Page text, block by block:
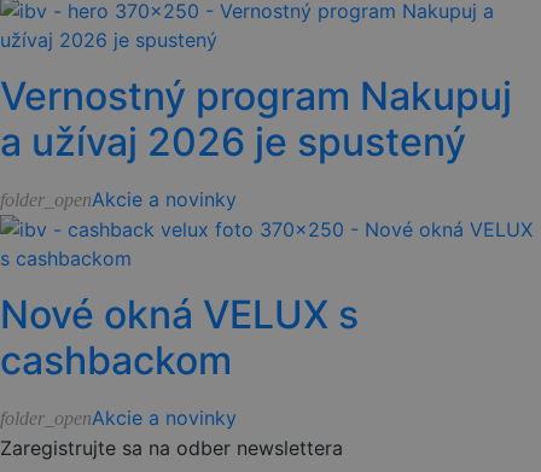
Vernostný program Nakupuj
a užívaj 2026 je spustený
folder_openAkcie a novinky
Nové okná VELUX s
cashbackom
folder_openAkcie a novinky
Zaregistrujte sa na odber newslettera